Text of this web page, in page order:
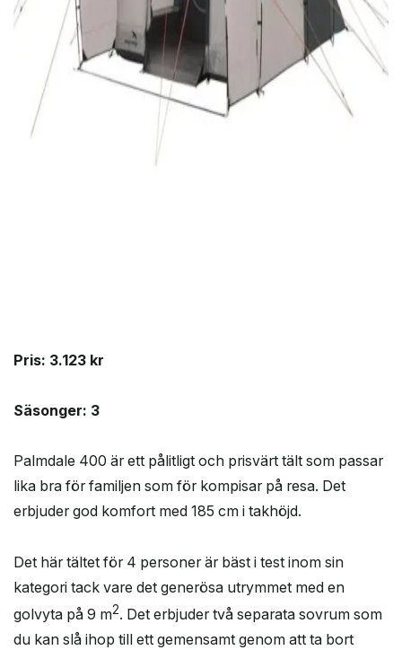
Pris: 3.123 kr
Säsonger: 3
Palmdale 400 är ett pålitligt och prisvärt tält som passar
lika bra för familjen som för kompisar på resa. Det
erbjuder god komfort med 185 cm i takhöjd.
Det här tältet för 4 personer är bäst i test inom sin
kategori tack vare det generösa utrymmet med en
golvyta på 9 m2. Det erbjuder två separata sovrum som
du kan slå ihop till ett gemensamt genom att ta bort